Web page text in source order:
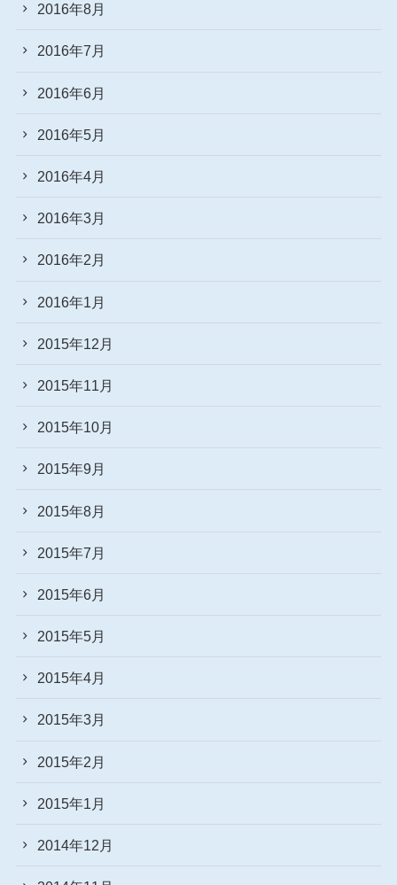
2016年8月
2016年7月
2016年6月
2016年5月
2016年4月
2016年3月
2016年2月
2016年1月
2015年12月
2015年11月
2015年10月
2015年9月
2015年8月
2015年7月
2015年6月
2015年5月
2015年4月
2015年3月
2015年2月
2015年1月
2014年12月